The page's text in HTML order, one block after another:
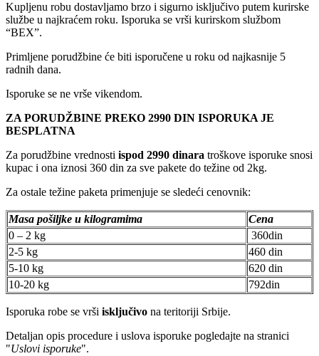
Kupljenu robu dostavljamo brzo i sigurno isključivo putem kurirske
službe u najkraćem roku. Isporuka se vrši kurirskom službom
“BEX”.
Primljene porudžbine će biti isporučene u roku od najkasnije 5
radnih dana.
Isporuke se ne vrše vikendom.
ZA PORUDŽBINE PREKO 2990 DIN ISPORUKA JE
BESPLATNA
Za porudžbine vrednosti ispod 2990 dinara troškove isporuke snosi
kupac i ona iznosi 360 din za sve pakete do težine od 2kg.
Za ostale težine paketa primenjuje se sledeći cenovnik:
Masa pošiljke u kilogramima
Cena
0 – 2 kg
360din
2-5 kg
460 din
5-10 kg
620 din
10-20 kg
792din
Isporuka robe se vrši isključivo na teritoriji Srbije.
Detaljan opis procedure i uslova isporuke pogledajte na stranici
"Uslovi isporuke".